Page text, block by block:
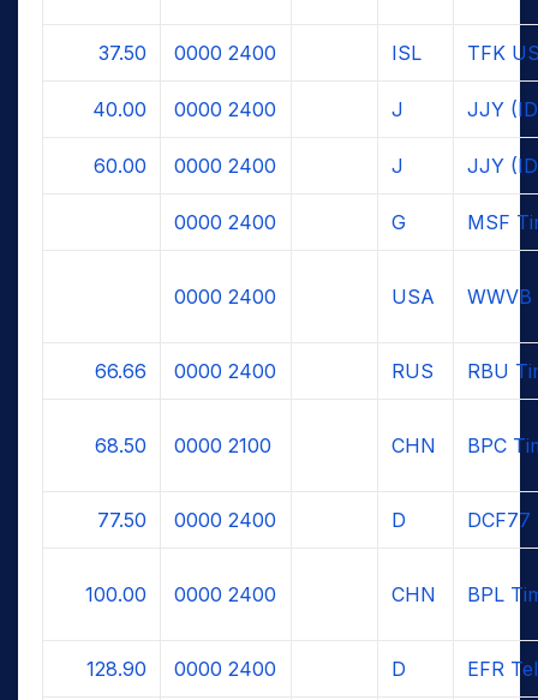
37.50 0000 2400 ISL TFK
40.00 0000 2400 J JJY
60.00 0000 2400 J JJY
0000 2400 G MSF
0000 2400 USA
66.66 0000 2400 RUS RBU
68.50 0000 2100 CHN BPC
77.50 0000 2400 D
100.00 0000 2400 CHN BPL
128.90 0000 2400 D EFR